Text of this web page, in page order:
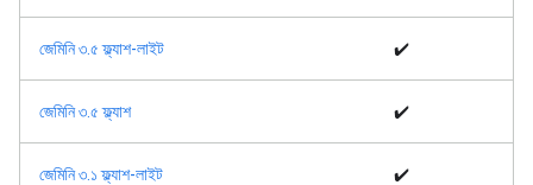
জেমিনি ৩.৫ ফ্ল্যাশ-লাইট ✔️
জেমিনি ৩.৫ ফ্ল্যাশ ✔️
জেমিনি ৩.১ ফ্ল্যাশ-লাইট ✔️